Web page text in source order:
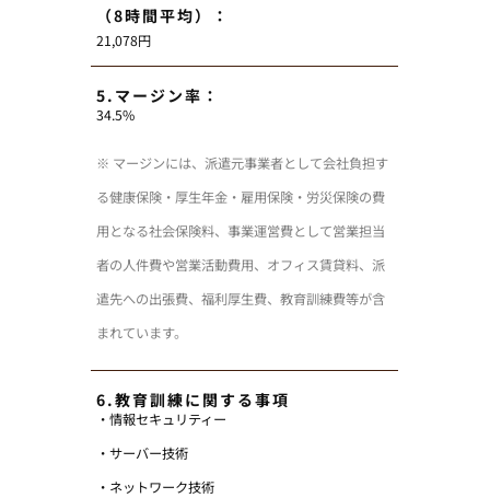
（8時間平均）：
21,078円
5.マージン率：
34.5%
※ マージンには、派遣元事業者として会社負担す
る健康保険・厚生年金・雇用保険・労災保険の費
用となる社会保険料、事業運営費として営業担当
者の人件費や営業活動費用、オフィス賃貸料、派
遣先への出張費、福利厚生費、教育訓練費等が含
まれています。
6.教育訓練に関する事項
・情報セキュリティー
・サーバー技術
・ネットワーク技術